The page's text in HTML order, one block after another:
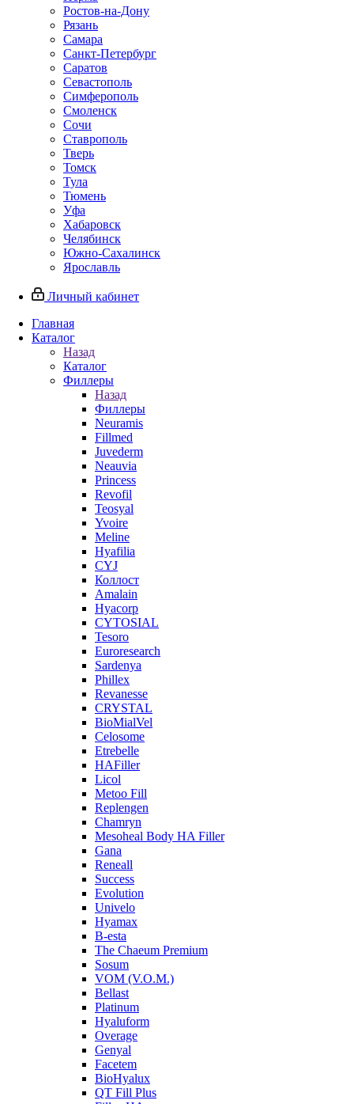
Ростов-на-Дону
Рязань
Самара
Санкт-Петербург
Саратов
Севастополь
Симферополь
Смоленск
Сочи
Ставрополь
Тверь
Томск
Тула
Тюмень
Уфа
Хабаровск
Челябинск
Южно-Сахалинск
Ярославль
Личный кабинет
Главная
Каталог
Назад
Каталог
Филлеры
Назад
Филлеры
Neuramis
Fillmed
Juvederm
Neauvia
Princess
Revofil
Teosyal
Yvoire
Meline
Hyafilia
CYJ
Коллост
Amalain
Hyacorp
CYTOSIAL
Tesoro
Euroresearch
Sardenya
Phillex
Revanesse
CRYSTAL
BioMialVel
Celosome
Etrebelle
HAFiller
Licol
Metoo Fill
Replengen
Chamryn
Mesoheal Body HA Filler
Gana
Reneall
Success
Evolution
Univelo
Hyamax
B-esta
The Chaeum Premium
Sosum
VOM (V.O.M.)
Bellast
Platinum
Hyaluform
Overage
Genyal
Facetem
BioHyalux
QT Fill Plus